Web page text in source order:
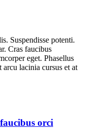
Suspendisse potenti.
Cras faucibus
eget. Phasellus
lacinia cursus et at
orci